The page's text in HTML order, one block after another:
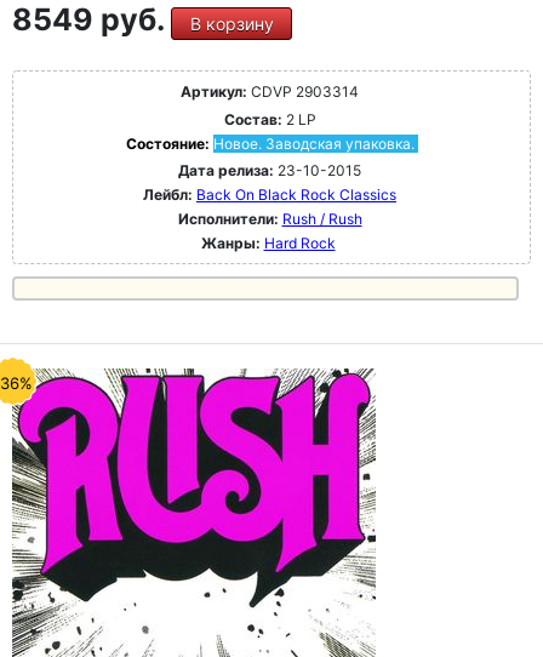
8549 руб. В корзину
Артикул: CDVP 2903314
Состав: 2 LP
Состояние: Новое. Заводская упаковка.
Дата релиза: 23-10-2015
Лейбл: Back On Black Rock Classics
Исполнители: Rush / Rush
Жанры: Hard Rock